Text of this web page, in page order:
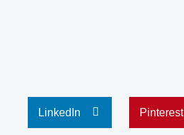
Pinterest
LinkedIn